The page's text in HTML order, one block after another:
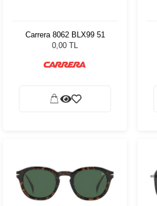
Carrera 8062 BLX99 51
0,00 TL